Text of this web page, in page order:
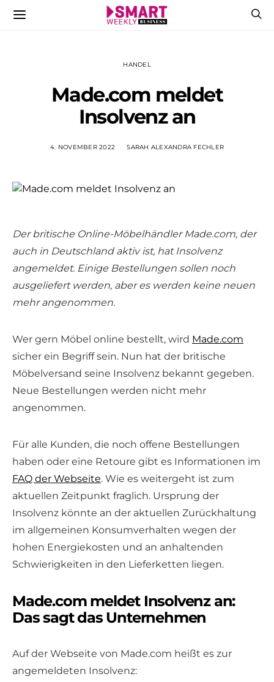
HANDEL
Made.com meldet
Insolvenz an
4. NOVEMBER 2022 SARAH ALEXANDRA FECHLER
Der britische Online-Möbelhändler Made.com, der
auch in Deutschland aktiv ist, hat Insolvenz
angemeldet. Einige Bestellungen sollen noch
ausgeliefert werden, aber es werden keine neuen
mehr angenommen.
Wer gern Möbel online bestellt, wird Made.com
sicher ein Begriff sein. Nun hat der britische
Möbelversand seine Insolvenz bekannt gegeben.
Neue Bestellungen werden nicht mehr
angenommen.
Für alle Kunden, die noch offene Bestellungen
haben oder eine Retoure gibt es Informationen im
FAQ der Webseite. Wie es weitergeht ist zum
aktuellen Zeitpunkt fraglich. Ursprung der
Insolvenz könnte an der aktuellen Zurückhaltung
im allgemeinen Konsumverhalten wegen der
hohen Energiekosten und an anhaltenden
Schwierigkeiten in den Lieferketten liegen.
Made.com meldet Insolvenz an:
Das sagt das Unternehmen
Auf der Webseite von Made.com heißt es zur
angemeldeten Insolvenz: